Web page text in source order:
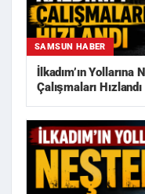
SAMSUN HABER
İlkadım’ın
Çalışmaları Hızlandı